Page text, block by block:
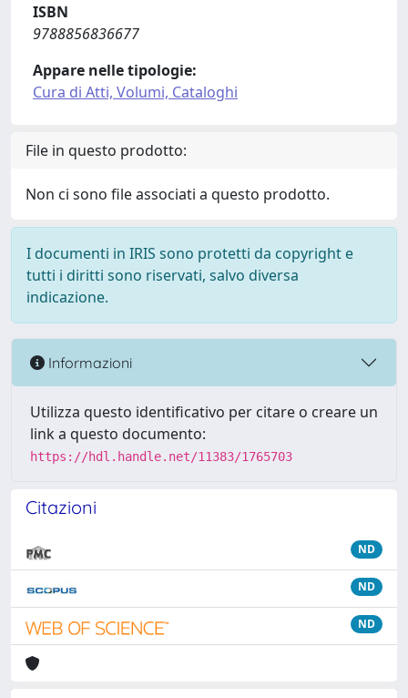
ISBN
9788856836677
Appare nelle tipologie:
Cura di Atti, Volumi, Cataloghi
File in questo prodotto:
Non ci sono file associati a questo prodotto.
I documenti in IRIS sono protetti da copyright e
tutti i diritti sono riservati, salvo diversa
indicazione.
Informazioni
Utilizza questo identificativo per citare o creare un
link a questo documento:
https://hdl.handle.net/11383/1765703
Citazioni
ND
ND
ND